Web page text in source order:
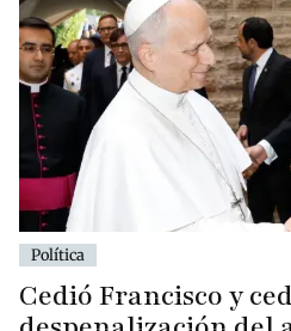
Política
Cedió Francisco y